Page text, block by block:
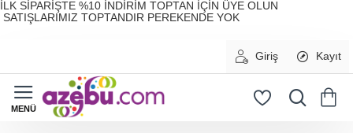
İLK SİPARİŞTE %10 İNDİRİM TOPTAN İÇİN ÜYE OLUN
SATIŞLARIMIZ TOPTANDIR PEREKENDE YOK
Giriş Kayıt